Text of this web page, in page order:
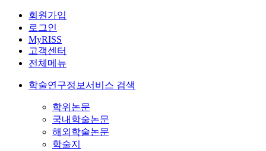
회원가입
로그인
MyRISS
고객센터
전체메뉴
학술연구정보서비스 검색
학위논문
국내학술논문
해외학술논문
학술지